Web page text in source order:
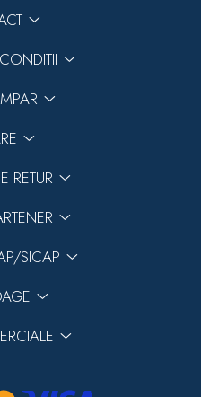
RETUR
SICAP